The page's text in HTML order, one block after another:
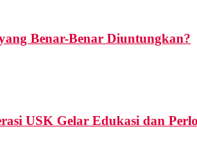
Benar-Benar Diuntungkan?
USK Gelar Edukasi dan